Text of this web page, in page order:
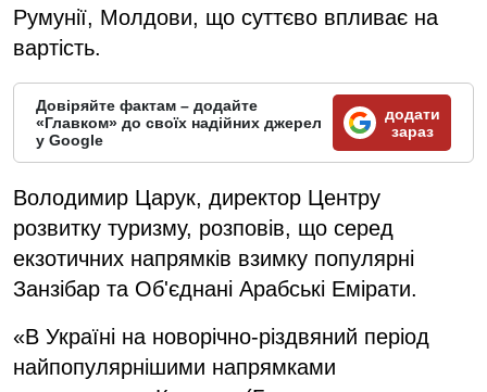
Румунії, Молдови, що суттєво впливає на
вартість.
Довіряйте фактам – додайте
«Главком» до своїх надійних джерел
у Google
додати
зараз
Володимир Царук, директор Центру
розвитку туризму, розповів, що серед
екзотичних напрямків взимку популярні
Занзібар та Об'єднані Арабські Емірати.
«В Україні на новорічно-різдвяний період
найпопулярнішими напрямками